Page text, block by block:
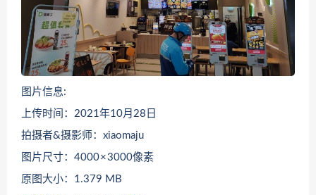
图片信息:
上传时间：2021年10月28日
拍摄者&摄影师：xiaomaju
图片尺寸：4000 × 3000像素
原图大小：1.379 MB